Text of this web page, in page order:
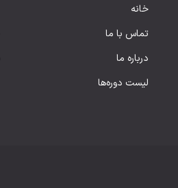
خانه
تماس با ما
درباره ما
لیست دوره‌ها